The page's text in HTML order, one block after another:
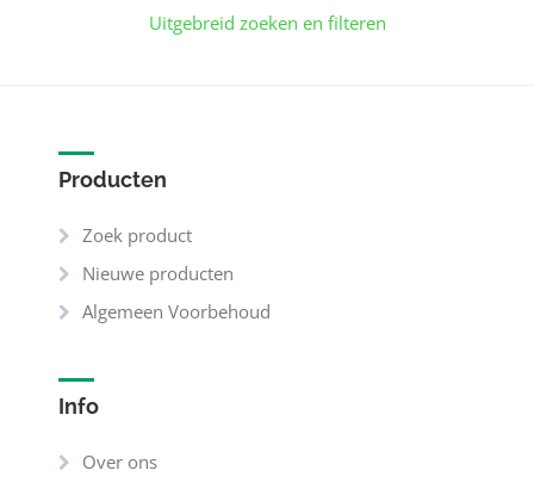
Uitgebreid zoeken en filteren
Producten
Zoek product
Nieuwe producten
Algemeen Voorbehoud
Info
Over ons